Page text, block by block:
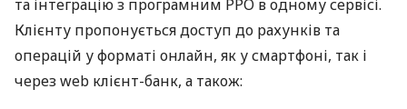
та інтеграцію з програмним РРО в одному сервісі.
Клієнту пропонується доступ до рахунків та
операцій у форматі онлайн, як у смартфоні, так і
через web клієнт-банк, а також: